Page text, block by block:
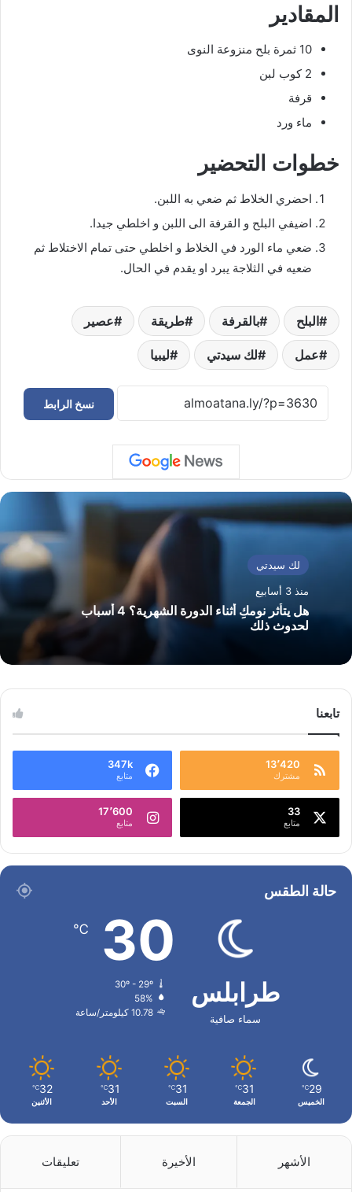
المقادير
10 ثمرة بلح منزوعة النوى
2 كوب لبن
قرفة
ماء ورد
خطوات التحضير
احضري الخلاط ثم ضعي به اللبن.
اضيفي البلح و القرفة الى اللبن و اخلطي جيدا.
ضعي ماء الورد في الخلاط و اخلطي حتى تمام الاختلاط ثم
ضعيه في الثلاجة يبرد او يقدم في الحال.
البلح بالقرفة طريقة عصير
عمل لك سيدتي ليبيا
نسخ الرابط
لك سيدتي
منذ 3 أسابيع
هل يتأثر نومكِ أثناء الدورة الشهرية؟ 4 أسباب
لحدوث ذلك
تابعنا
13٬420
مشترك
347k
متابع
33
متابع
17٬600
متابع
حالة الطقس
طرابلس
سماء صافية
30
℃
30º - 29º
58%
10.78 كيلومتر/ساعة
29
℃
الخميس
31
℃
الجمعة
31
℃
السبت
31
℃
الأحد
32
℃
الأثنين
الأشهر الأخيرة تعليقات